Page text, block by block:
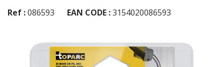
Ref :086593 EAN CODE :3154020086593